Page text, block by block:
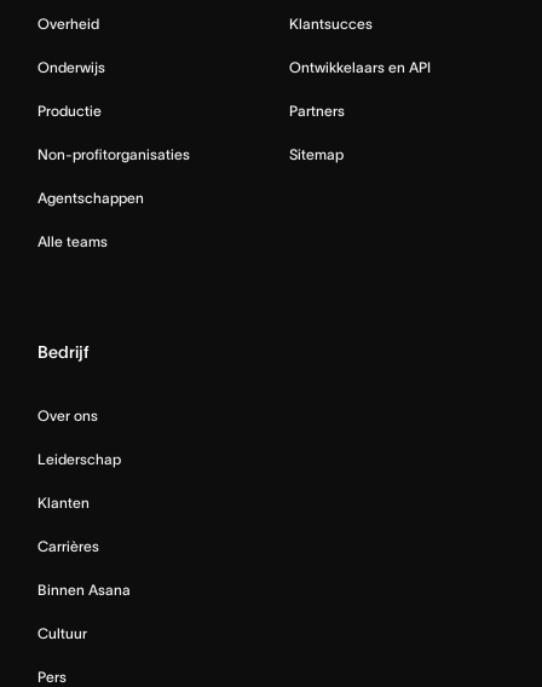
Overheid
Onderwijs
Productie
Non-profitorganisaties
Agentschappen
Alle teams
Klantsucces
Ontwikkelaars en API
Partners
Sitemap
Bedrijf
Over ons
Leiderschap
Klanten
Carrières
Binnen Asana
Cultuur
Pers